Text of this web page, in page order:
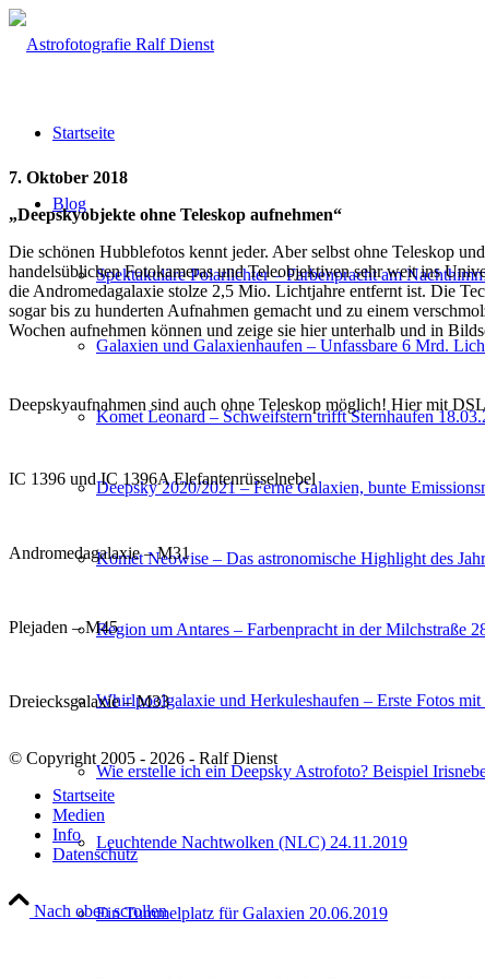
Startseite
Blog
Spektakuläre Polarlichter – Farbenpracht am
Galaxien und Galaxienhaufen – Unfassbare 6 Mrd.
Komet Leonard – Schweifstern trifft Sternhaufen
Deepsky 2020/2021 – Ferne Galaxien, bunte
Komet Neowise – Das astronomische Highlight des
Region um Antares – Farbenpracht in der Milchstraße
Whirlpoolgalaxie und Herkuleshaufen – Erste Fotos
Wie erstelle ich ein Deepsky Astrofoto? Beispiel
Leuchtende Nachtwolken (NLC) 24.11.2019
Ein Tummelplatz für Galaxien 20.06.2019
7. Oktober 2018
„Deepskyobjekte ohne Teleskop aufnehmen“
Die schönen Hubblefotos kennt jeder. Aber selbst ohne Teleskop
handelsüblichen Fotokameras und Teleobjektiven sehr weit ins
die Andromedagalaxie stolze 2,5 Mio. Lichtjahre entfernt ist. Die
sogar bis zu hunderten Aufnahmen gemacht und zu einem
Wochen aufnehmen können und zeige sie hier unterhalb und in
Deepskyaufnahmen sind auch ohne Teleskop möglich! Hier mit
IC 1396 und IC 1396A Elefantenrüsselnebel
Andromedagalaxie – M31
Plejaden – M45
Dreiecksgalaxie – M33
© Copyright 2005 - 2026 - Ralf Dienst
Startseite
Medien
Info
Datenschutz
Nach oben scrollen